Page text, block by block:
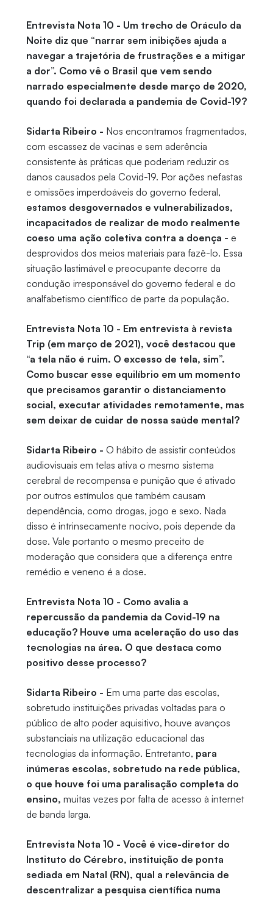
Entrevista Nota 10 - Um trecho de Oráculo da
Noite diz que “narrar sem inibições ajuda a
navegar a trajetória de frustrações e a mitigar
a dor”. Como vê o Brasil que vem sendo
narrado especialmente desde março de 2020,
quando foi declarada a pandemia de Covid-19?
Sidarta Ribeiro - Nos encontramos fragmentados,
com escassez de vacinas e sem aderência
consistente às práticas que poderiam reduzir os
danos causados pela Covid-19. Por ações nefastas
e omissões imperdoáveis do governo federal,
estamos desgovernados e vulnerabilizados,
incapacitados de realizar de modo realmente
coeso uma ação coletiva contra a doença - e
desprovidos dos meios materiais para fazê-lo. Essa
situação lastimável e preocupante decorre da
condução irresponsável do governo federal e do
analfabetismo científico de parte da população.
Entrevista Nota 10 - Em entrevista à revista
Trip (em março de 2021), você destacou que
“a tela não é ruim. O excesso de tela, sim”.
Como buscar esse equilíbrio em um momento
que precisamos garantir o distanciamento
social, executar atividades remotamente, mas
sem deixar de cuidar de nossa saúde mental?
Sidarta Ribeiro - O hábito de assistir conteúdos
audiovisuais em telas ativa o mesmo sistema
cerebral de recompensa e punição que é ativado
por outros estímulos que também causam
dependência, como drogas, jogo e sexo. Nada
disso é intrinsecamente nocivo, pois depende da
dose. Vale portanto o mesmo preceito de
moderação que considera que a diferença entre
remédio e veneno é a dose.
Entrevista Nota 10 - Como avalia a
repercussão da pandemia da Covid-19 na
educação? Houve uma aceleração do uso das
tecnologias na área. O que destaca como
positivo desse processo?
Sidarta Ribeiro - Em uma parte das escolas,
sobretudo instituições privadas voltadas para o
público de alto poder aquisitivo, houve avanços
substanciais na utilização educacional das
tecnologias da informação. Entretanto, para
inúmeras escolas, sobretudo na rede pública,
o que houve foi uma paralisação completa do
ensino, muitas vezes por falta de acesso à internet
de banda larga.
Entrevista Nota 10 - Você é vice-diretor do
Instituto do Cérebro, instituição de ponta
sediada em Natal (RN), qual a relevância de
descentralizar a pesquisa científica numa